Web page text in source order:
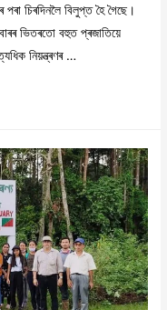
চিৰদিনলৈ বিলুপ্ত হৈ গৈছে।
ভিতৰতো বহুত প্ৰজাতিয়ে
নিয়ন্ত্ৰণৰ …